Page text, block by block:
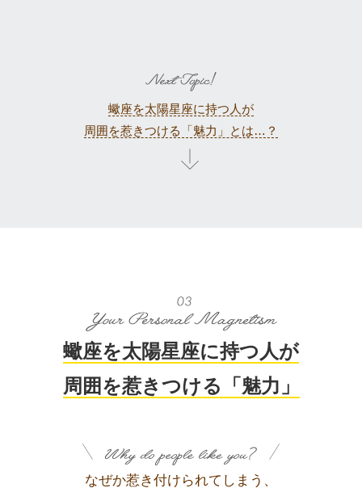
蠍座を太陽星座に持つ人が
周囲を惹きつける「魅力」とは…？
蠍座を太陽星座に持つ人が
周囲を惹きつける「魅力」
なぜか惹き付けられてしまう、